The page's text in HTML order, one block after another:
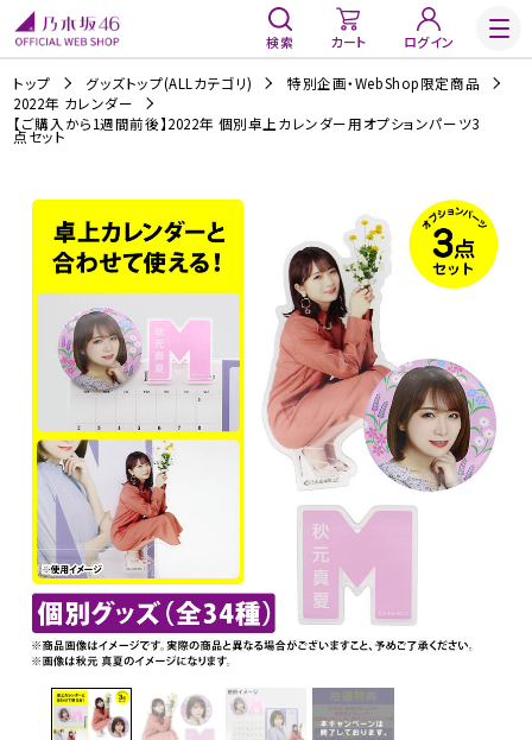
検索 カート ログイン
トップ グッズトップ(ALLカテゴリ)
特別企画・WebShop限定商品
2022年 カレンダー
【ご購入から1週間前後】2022年 個別卓上カレンダー用オプションパーツ3
点セット